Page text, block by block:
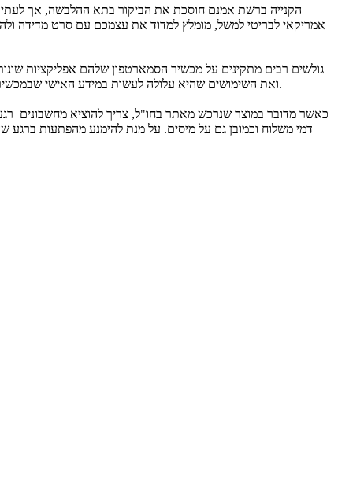
אמריקאי לבריטי למשל, מומלץ למדוד את עצמכם עם סרט מדידה
ואת השימושים שהיא עלולה לעשות במידע האישי שבמכשיר שלנו. כמות ההורדות של אפליקציה מסוימת לא מעידה על כך שהיא מגיעה בהכרח ממקור אמין, וישנן גם אפליקציות שמתחזות בשם לאפליקציות מוכרות.